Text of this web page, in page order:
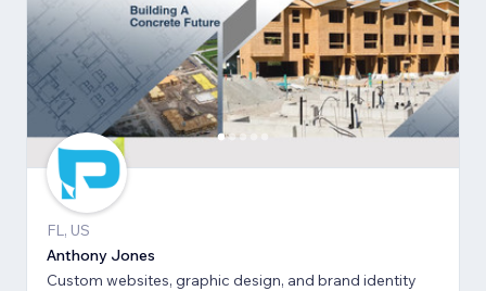
FL, US
Anthony Jones
Custom websites, graphic design, and brand identity